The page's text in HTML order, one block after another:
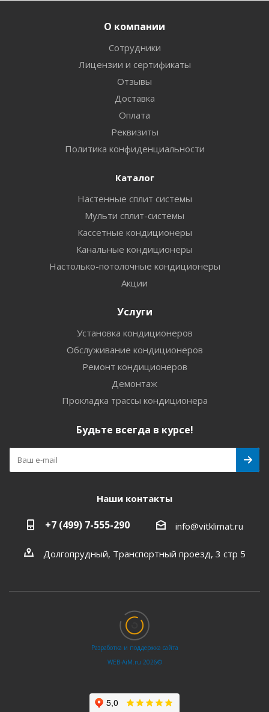
О компании
Сотрудники
Лицензии и сертификаты
Отзывы
Доставка
Оплата
Реквизиты
Политика конфиденциальности
Каталог
Настенные сплит системы
Мульти сплит-системы
Кассетные кондиционеры
Канальные кондиционеры
Настолько-потолочные кондиционеры
Акции
Услуги
Установка кондиционеров
Обслуживание кондиционеров
Ремонт кондиционеров
Демонтаж
Прокладка трассы кондиционера
Будьте всегда в курсе!
Наши контакты
+7 (499) 7-555-290 info@vitklimat.ru
Долгопрудный, Транспортный проезд, 3 стр 5
Разработка и поддержка сайта
WEB‑AiM.ru 2026©